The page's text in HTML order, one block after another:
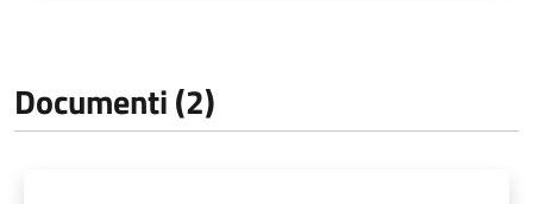
Documenti (2)